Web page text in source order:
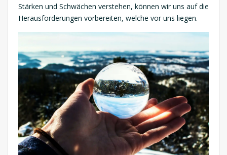
Stärken und Schwächen verstehen, können wir uns auf die
Herausforderungen vorbereiten, welche vor uns liegen.